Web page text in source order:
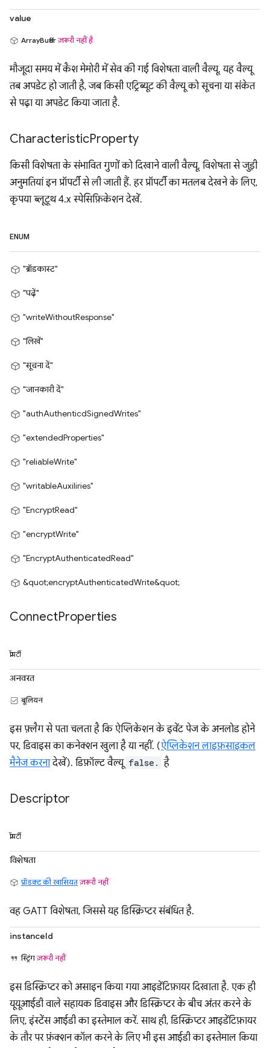
value
ArrayBufferज़रूरी नहीं है
मौजूदा समय में कैश मेमोरी में सेव की गई विशेषता वाली वैल्यू. यह वैल्यू
तब अपडेट हो जाती है, जब किसी एट्रिब्यूट की वैल्यू को सूचना या संकेत
से पढ़ा या अपडेट किया जाता है.
CharacteristicProperty
किसी विशेषता के संभावित गुणों को दिखाने वाली वैल्यू. विशेषता से जुड़ी
अनुमतियां इन प्रॉपर्टी से ली जाती हैं. हर प्रॉपर्टी का मतलब देखने के लिए,
कृपया ब्लूटूथ 4.x स्पेसिफ़िकेशन देखें.
ENUM
"ब्रॉडकास्ट"
"पढ़ें"
"writeWithoutResponse"
"लिखें"
"सूचना दें"
"जानकारी दें"
"authAuthenticdSignedWrites"
"extendedProperties"
"reliableWrite"
"writableAuxiliries"
"EncryptRead"
"encryptWrite"
"EncryptAuthenticatedRead"
&quot;encryptAuthenticatedWrite&quot;
ConnectProperties
प्रॉपर्टी
अनवरत
बूलियन
इस फ़्लैग से पता चलता है कि ऐप्लिकेशन के इवेंट पेज के अनलोड होने
पर, डिवाइस का कनेक्शन खुला है या नहीं. (ऐप्लिकेशन लाइफ़साइकल
मैनेज करनादेखें). डिफ़ॉल्ट वैल्यू false. है
Descriptor
प्रॉपर्टी
विशेषता
प्रॉडक्ट की खासियत ज़रूरी नहीं
वह GATT विशेषता, जिससे यह डिस्क्रिप्टर संबंधित है.
instanceId
स्ट्रिंगज़रूरी नहीं
इस डिस्क्रिप्टर को असाइन किया गया आइडेंटिफ़ायर दिखाता है. एक ही
यूयूआईडी वाले सहायक डिवाइस और डिस्क्रिप्टर के बीच अंतर करने के
लिए, इंस्टेंस आईडी का इस्तेमाल करें. साथ ही, डिस्क्रिप्टर आइडेंटिफ़ायर
के तौर पर फ़ंक्शन कॉल करने के लिए भी इस आईडी का इस्तेमाल किया